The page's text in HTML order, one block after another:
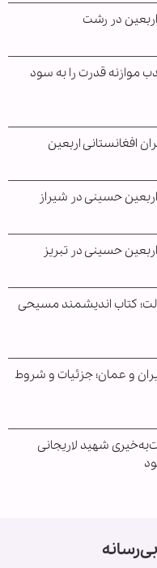
در رشت
موازنه قدرت را به سود
افغانستانی اربعین
حسینی در شیراز
حسینی در تبریز
کتاب اندیشمند مسیحی
و عمان؛ جزئیات و شروط
شهید لاریجانی